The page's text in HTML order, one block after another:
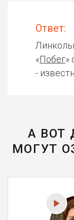
Ответ:
«Побег»
-
А ВОТ
МОГУТ